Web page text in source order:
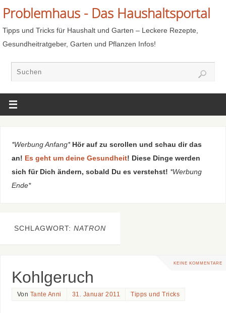
Problemhaus - Das Haushaltsportal
Tipps und Tricks für Haushalt und Garten – Leckere Rezepte,
Gesundheitratgeber, Garten und Pflanzen Infos!
*Werbung Anfang* Hör auf zu scrollen und schau dir das
an! Es geht um deine Gesundheit! Diese Dinge werden
sich für Dich ändern, sobald Du es verstehst! *Werbung
Ende*
SCHLAGWORT: NATRON
KEINE KOMMENTARE
Kohlgeruch
Von Tante Anni 31. Januar 2011 Tipps und Tricks